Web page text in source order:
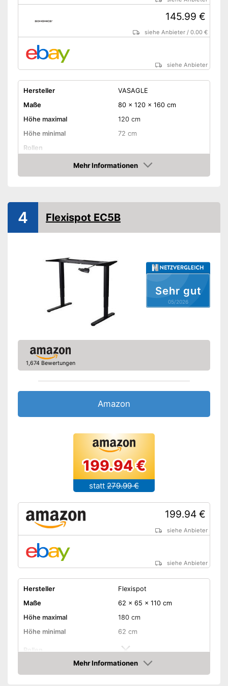
145.99 €
siehe Anbieter /0.00 €
siehe Anbieter
Hersteller
VASAGLE
Maße
80 x 120 x 160 cm
Höhe maximal
120 cm
Höhe minimal
72 cm
Rollen
Belastbarkeit maximal
- Schwarz
Amazon Lieferzeit
siehe Anbieter
Mehr Informationen
Amazon
Sehr gut
05/2026
4 Flexispot EC5B
1,674 Bewertungen
Amazon
199.94 €
statt 279.99 €
199.94 €
siehe Anbieter
siehe Anbieter
Hersteller
Flexispot
Maße
62 x 65 x 110 cm
Höhe maximal
180 cm
Höhe minimal
62 cm
Rollen
Mehr Informationen
Amazon